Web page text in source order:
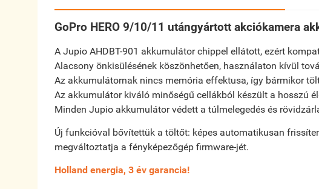
GoPro HERO 9/10/11 utángyártott akciókamera
A Jupio AHDBT-901 akkumulátor chippel ellátott, ezért
Alacsony önkisülésének köszönhetően, használaton kívül
Az akkumulátornak nincs memória effektusa, így bármikor
Az akkumulátor kiváló minőségű cellákból készült a hosszú
Minden Jupio akkumulátor védett a túlmelegedés és
Új funkcióval bővítettük a töltőt: képes automatikusan
megváltoztatja a fényképezőgép firmware-jét.
Holland energia, 3 év garancia!